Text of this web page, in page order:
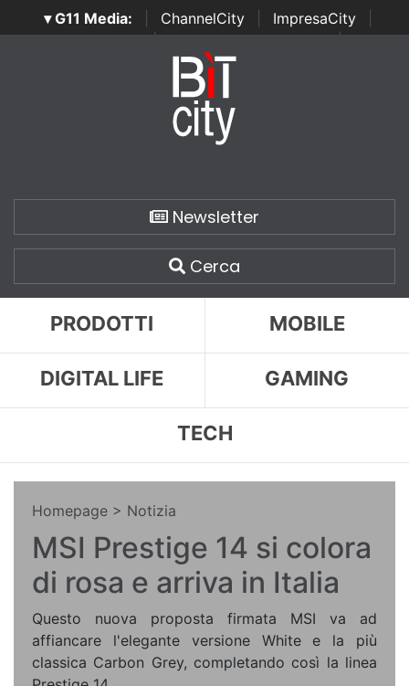
▾ G11 Media: ChannelCity ImpresaCity
SecurityOpenLab | Italian Channel Awards | Italian
Italian Security Awards
Newsletter
Cerca
PRODOTTI MOBILE
DIGITAL LIFE GAMING
TECH
Homepage > Notizia
MSI Prestige 14 si colora
di rosa e arriva in Italia
Questo nuova proposta firmata MSI va ad
affiancare l'elegante versione White e la più
classica Carbon Grey, completando così la linea